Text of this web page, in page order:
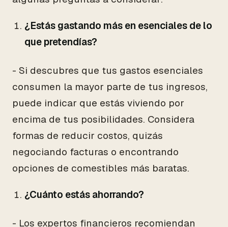
¿Estás gastando más en esenciales de lo
que pretendías?
- Si descubres que tus gastos esenciales
consumen la mayor parte de tus ingresos,
puede indicar que estás viviendo por
encima de tus posibilidades. Considera
formas de reducir costos, quizás
negociando facturas o encontrando
opciones de comestibles más baratas.
¿Cuánto estás ahorrando?
- Los expertos financieros recomiendan